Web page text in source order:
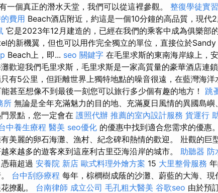
一個真正的潛水天堂，我們可以從這裡參觀。 整復學徒實
費用 Beach酒店附近，約這是一個10分鐘的高品質，現代2
它是2023年12月建造的，已經在我們的乘客中成為俱樂部
的新機翼，但也可以用作完全獨立的單位，直接位於Sandy
Beach上，即... seo 關鍵字 在毛里求斯的東南海岸線上，
歡迎我們毛里求斯，毛里求斯是一家高質量的豪華酒店連
有5公里，但距離世界上獨特地點的噪音很遠，在藍灣海洋
甚至想像不到最後一刻您可以旅行多少個有趣的地方！ 跳
所 無論是全年充滿魅力的目的地、充滿夏日風情的異國島
景點，您一定會在 護照代辦 推薦的室內設計服務 貨運行
中養生療程 醫美 seo優化 的優惠中找到適合您需求的優惠。
美麗的卵石海灘、漁村、紀念碑和熱情的歡迎。 壯觀的巨
來越多的遊客來到這座利古里亞海沿岸的城市。 助聽器 防
藉超過 安養院 新店 歐式料理外燴方案 15 大里整骨服務
台中刮痧療程 每年，棕櫚樹成蔭的沙灘、蔚藍的大海、
撩亂。 台南律師 成立公司 毛孔粗大醫美 谷歌seo 由於預